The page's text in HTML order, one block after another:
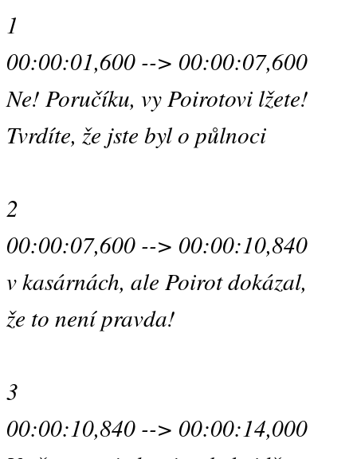
1
00:00:01,600 --> 00:00:07,600
Ne! Poručíku, vy Poirotovi lžete!
Tvrdíte, že jste byl o půlnoci
2
00:00:07,600 --> 00:00:10,840
v kasárnách, ale Poirot dokázal,
že to není pravda!
3
00:00:10,840 --> 00:00:14,000